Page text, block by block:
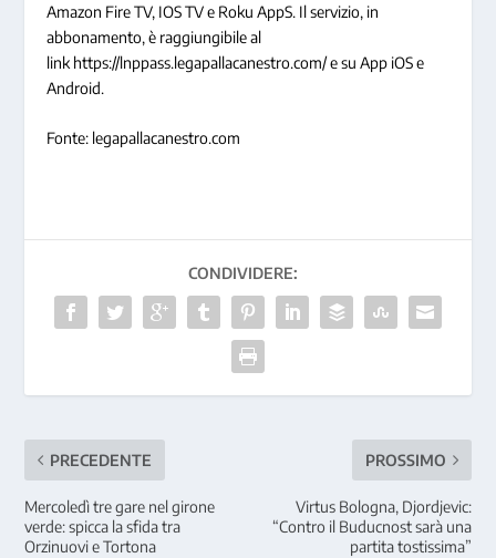
Amazon Fire TV, IOS TV e Roku AppS. Il servizio, in
abbonamento, è raggiungibile al
link https://lnppass.legapallacanestro.com/ e su App iOS e
Android.
Fonte: legapallacanestro.com
CONDIVIDERE:
PRECEDENTE
Mercoledì tre gare nel girone
verde: spicca la sfida tra
Orzinuovi e Tortona
PROSSIMO
Virtus Bologna, Djordjevic:
“Contro il Buducnost sarà una
partita tostissima”